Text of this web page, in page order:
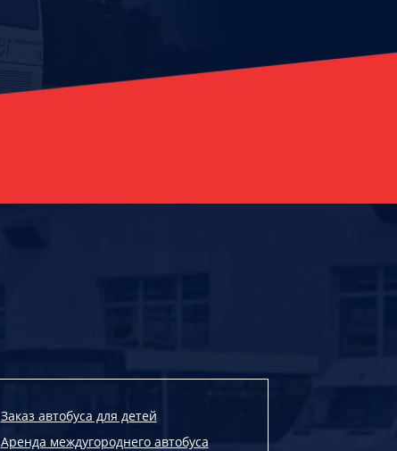
Заказ автобуса для детей
Аренда междугороднего автобуса